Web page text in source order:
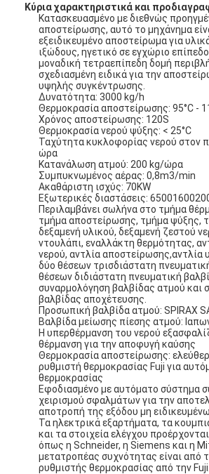
Κύρια χαρακτηριστικά και
Κατασκευασμένο με διεθνώς
αποστείρωσης, αυτό το μηχάνημα
εξειδικευμένο αποστείρωμα για
ιξώδους, ηγετικό σε εγχώριο
μοναδική τετραεπίπεδη δομή
σχεδιασμένη ειδικά για την
υψηλής συγκέντρωσης.
Δυνατότητα: 3000 kg/h
Θερμοκρασία αποστείρωσης: 95°C -
Χρόνος αποστείρωσης: 120S
Θερμοκρασία νερού ψύξης: < 25°C
Ταχύτητα κυκλοφορίας νερού στον
ώρα
Κατανάλωση ατμού: 200 kg/ώρα
Συμπυκνωμένος αέρας: 0,8m3/min
Ακαθάριστη ισχύς: 70KW
Εξωτερικές διαστάσεις:
Περιλαμβάνει σωλήνα στο τμήμα
τμήμα αποστείρωσης, τμήμα ψύξης,
δεξαμενή υλικού, δεξαμενή ζεστού
ντουλάπι, εναλλάκτη θερμότητας,
νερού, αντλία αποστείρωσης,αντλία
δύο θέσεων τρισδιάστατη
θέσεων διδιάστατη πνευματική
συναρμολόγηση βαλβίδας ατμού και
βαλβίδας αποχέτευσης.
Προσωπική βαλβίδα ατμού: SPIRAX
Βαλβίδα μείωσης πίεσης ατμού:
Η υπερθέρμανση του νερού
θέρμανση για την αποφυγή καύσης
Θερμοκρασία αποστείρωσης:
ρυθμιστή θερμοκρασίας Fuji για
θερμοκρασίας
Εφοδιασμένο με αυτόματο σύστημα
χειρισμού σφαλμάτων για την
αποτροπή της εξόδου μη
Τα ηλεκτρικά εξαρτήματα, τα
και τα στοιχεία ελέγχου
όπως η Schneider, η Siemens και η
μετατροπέας συχνότητας είναι από
ρυθμιστής θερμοκρασίας από την Fuji.